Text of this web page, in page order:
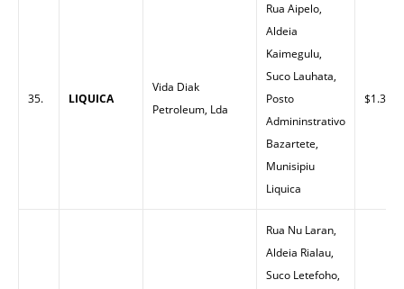
35. LIQUICA
Vida Diak
Petroleum, Lda
Rua Aipelo,
Aldeia
Kaimegulu,
Suco Lauhata,
Posto
Admininstrativo
Bazartete,
Munisipiu
Liquica
$1.35
Rua Nu Laran,
Aldeia Rialau,
Suco Letefoho,